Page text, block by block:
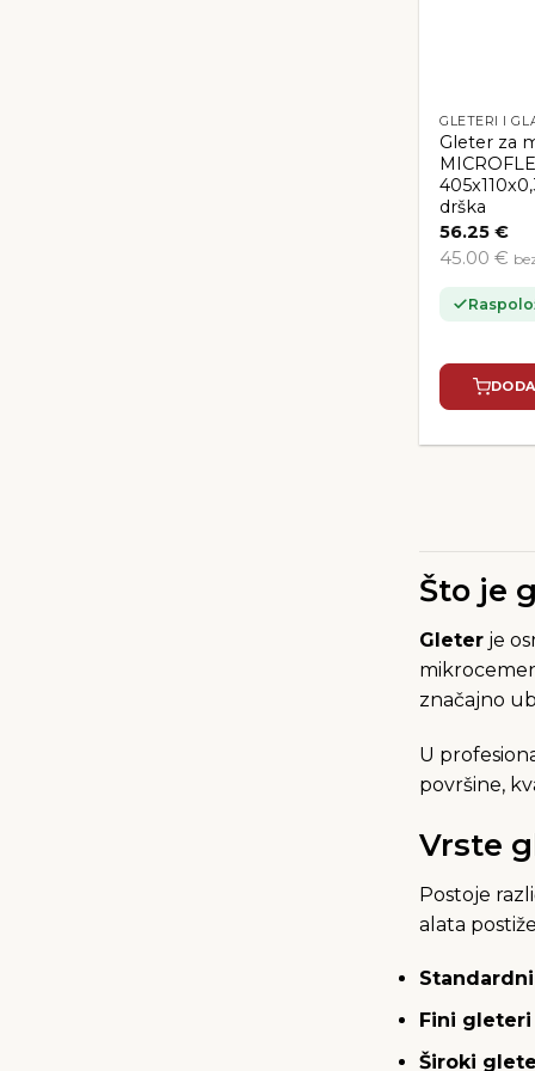
GLETERI I
Gleter za
drška
56.25€
45.00 €
Što je
Gleter je
značajno
U
površine,
Vrste
Postoje
alata
Fini gleteri
Široki